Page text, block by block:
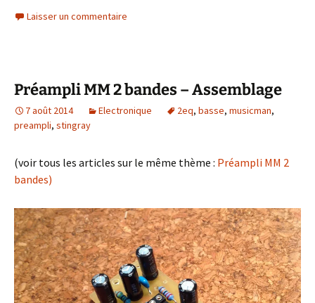
Laisser un commentaire
Préampli MM 2 bandes – Assemblage
7 août 2014 Electronique 2eq, basse, musicman,
preampli, stingray
(voir tous les articles sur le même thème : Préampli MM 2
bandes)